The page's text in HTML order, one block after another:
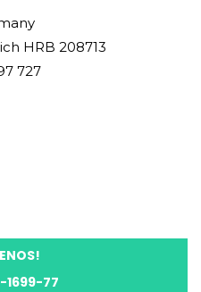
HRB 208713
727
77